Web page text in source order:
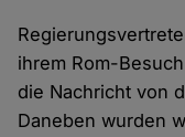
ihrem Rom-
die Nachricht von
Daneben wurden